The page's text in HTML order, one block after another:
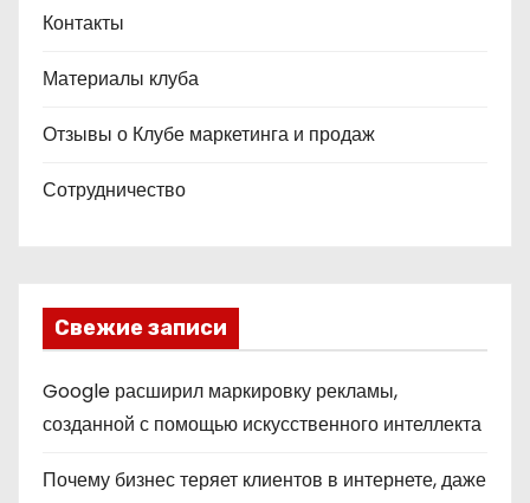
Контакты
Материалы клуба
Отзывы о Клубе маркетинга и продаж
Сотрудничество
Свежие записи
Google расширил маркировку рекламы,
созданной с помощью искусственного интеллекта
Почему бизнес теряет клиентов в интернете, даже